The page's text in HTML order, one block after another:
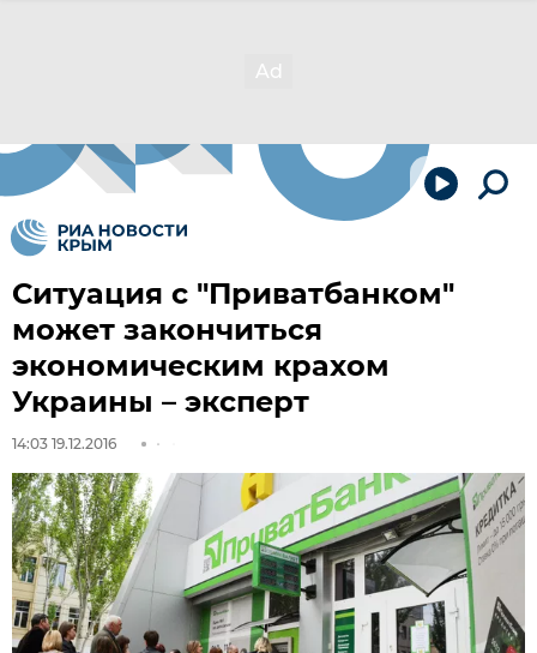
Ситуация с "Приватбанком"
может закончиться
экономическим крахом
Украины – эксперт
14:03 19.12.2016